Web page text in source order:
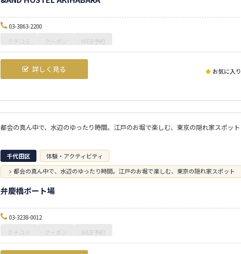
お気に入り
03-3863-2200
クチコミ クーポン WEB予約
詳しく見る
都会の真ん中で、水辺のゆったり時間。江戸のお堀で楽しむ、東京の隠れ家スポット
千代田区
体験・アクティビティ
都会の真ん中で、水辺のゆったり時間。江戸のお堀で楽しむ、東京の隠れ家スポット
弁慶橋ボート場
03-3238-0012
クチコミ クーポン WEB予約